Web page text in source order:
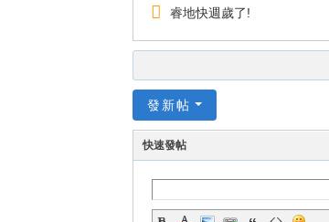
睿地快週歲了!
發新帖
快速發帖